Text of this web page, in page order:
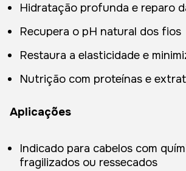
Hidratação profunda e reparo
Recupera o pH natural dos fios
Restaura a elasticidade e
Nutrição com proteínas e
Aplicações
Indicado para cabelos com
fragilizados ou ressecados